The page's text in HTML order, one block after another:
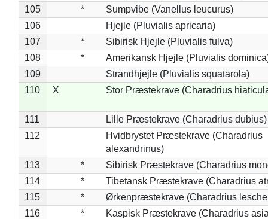
105
*
Sumpvibe (Vanellus leucurus)
106
Hjejle (Pluvialis apricaria)
107
*
Sibirisk Hjejle (Pluvialis fulva)
108
*
Amerikansk Hjejle (Pluvialis
109
Strandhjejle (Pluvialis squatarola)
110
X Stor Præstekrave (Charadrius
111
Lille Præstekrave (Charadrius dubius)
112
Hvidbrystet Præstekrave (Charadrius
alexandrinus)
113
*
Sibirisk Præstekrave (Charadrius
114
*
Tibetansk Præstekrave (Charadrius
115
*
Ørkenpræstekrave (Charadrius
116
*
Kaspisk Præstekrave (Charadrius